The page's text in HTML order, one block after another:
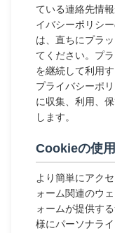
ている連絡先情
イバシーポリシ
は、直ちにプラ
てください。プ
を継続して利用
プライバシーポ
に収集、利用、
します。
Cookieの使用
より簡単にアク
ォーム関連のウ
ォームが提供す
様にパーソナラ